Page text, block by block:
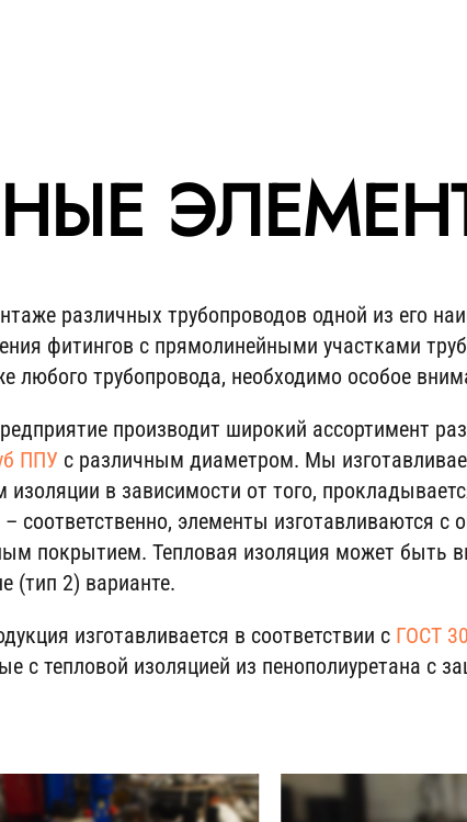
различных трубопроводов одной из его
фитингов с прямолинейными участками
любого трубопровода, необходимо особое
производит широкий ассортимент
ППУ с различным диаметром. Мы
изоляции в зависимости от того,
– соответственно, элементы изготавливаются
покрытием. Тепловая изоляция может быть
(тип 2) варианте.
изготавливается в соответствии с ГОСТ
с тепловой изоляцией из пенополиуретана с